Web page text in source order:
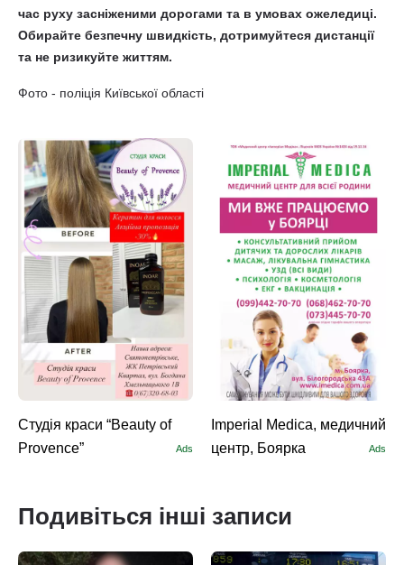
час руху засніженими дорогами та в умовах ожеледиці.
Обирайте безпечну швидкість, дотримуйтеся дистанції
та не ризикуйте життям.
Фото - поліція Київської області
Студія краси “Beauty of
Provence”
Ads
Imperial Medica, медичний
центр, Боярка
Ads
Подивіться інші записи